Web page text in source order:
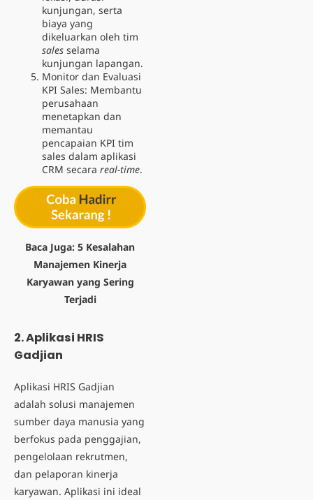
kunjungan, serta
biaya yang
dikeluarkan oleh tim
sales selama
kunjungan lapangan.
Monitor dan Evaluasi
KPI Sales: Membantu
perusahaan
menetapkan dan
memantau
pencapaian KPI tim
sales dalam aplikasi
CRM secara real-time.
Baca Juga: 5 Kesalahan
Manajemen Kinerja
Karyawan yang Sering
Terjadi
2.Aplikasi HRIS
Gadjian
Aplikasi HRIS Gadjian
adalah solusi manajemen
sumber daya manusia yang
berfokus pada penggajian,
pengelolaan rekrutmen,
dan pelaporan kinerja
karyawan. Aplikasi ini ideal